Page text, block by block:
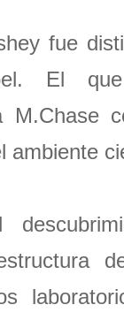
fue
El
M.Chase
ambiente